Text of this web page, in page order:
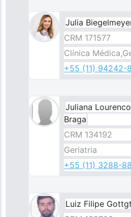
Julia
CRM 171577
Clínica
+55 (11) 94242-
Juliana
Braga
CRM 134192
Geriatria
+55 (11) 3288-
Luiz Filipe